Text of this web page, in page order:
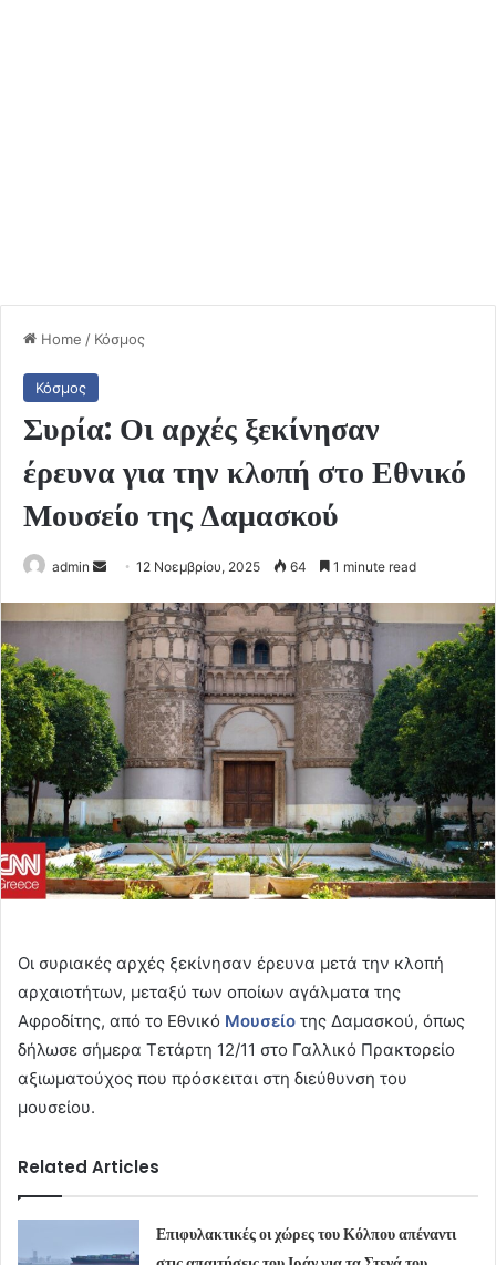
Home / Κόσμος
Κόσμος
Συρία: Οι αρχές ξεκίνησαν
έρευνα για την κλοπή στο Εθνικό
Μουσείο της Δαμασκού
admin
Send
email
12 Νοεμβρίου, 2025 64 1 minute read
Οι συριακές αρχές ξεκίνησαν έρευνα μετά την κλοπή
αρχαιοτήτων, μεταξύ των οποίων αγάλματα της
Αφροδίτης, από το Εθνικό Μουσείο της Δαμασκού, όπως
δήλωσε σήμερα Τετάρτη 12/11 στο Γαλλικό Πρακτορείο
αξιωματούχος που πρόσκειται στη διεύθυνση του
μουσείου.
Related Articles
Επιφυλακτικές οι χώρες του Κόλπου απέναντι